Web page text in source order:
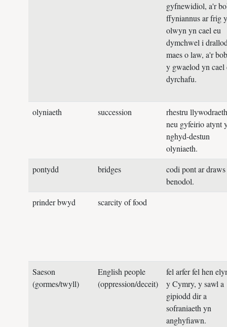
gyfnewidiol, a'r
ffyniannus ar frig
olwyn yn cael eu
dymchwel i
maes o law, a'r
y gwaelod yn cael
dyrchafu.
olyniaeth succession
rhestru
neu gyfeirio atynt
nghyd-destun
olyniaeth.
pontydd
bridges
codi pont ar
benodol.
prinder bwyd
scarcity of food
Saeson
(gormes/twyll)
English people
(oppression/deceit)
fel arfer fel hen
y Cymry, y sawl a
gipiodd dir a
sofraniaeth yn
anghyfiawn.